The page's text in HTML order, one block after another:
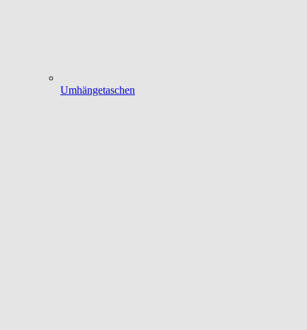
Umhängetaschen